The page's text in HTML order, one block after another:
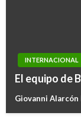
INTERNACIONAL
El equipo de
Giovanni Alarcón
INTERNACIONAL
EE.UU.